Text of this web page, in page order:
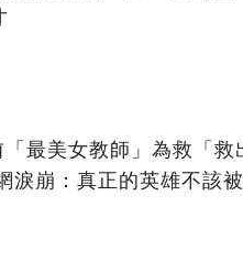
最美女教師」為救「
淚崩：真正的英雄不該